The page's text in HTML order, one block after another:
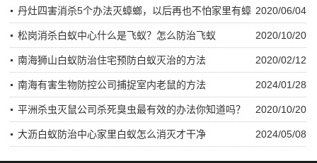
2020/06/04
丹灶四害消杀5个办法灭蟑螂，以后再也不怕家里有蟑
螂了 2020/10/20
松岗消杀白蚁中心什么是飞蚁？怎么防治飞蚁
2020/02/12
南海狮山白蚁防治住宅预防白蚁灭治的方法
2024/01/28
南海有害生物防控公司捕捉室内老鼠的方法
2020/10/20
平洲杀虫灭鼠公司杀死臭虫最有效的办法你知道吗？
2024/05/08
大沥白蚁防治中心家里白蚁怎么消灭才干净